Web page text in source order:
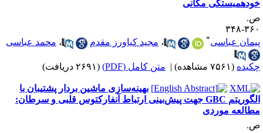
مکانی
۳۴۸
عباسی
،مجید کیاورز مقدم ،محمد عباسی
(۷۵۶۱ مشاهده) | متن کامل (PDF) (۲۶۹۱ دریافت)
بهینه‌سازی ماشین بردار پشتیبان با
الگوریتم GBC جهت پیش‌بینی ارتباط آنفارکتوس قلبی و سرطان:
موردی